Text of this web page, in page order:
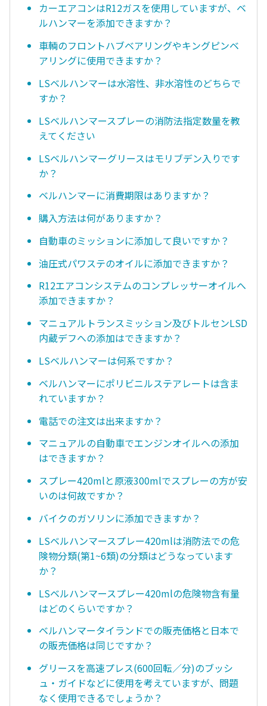
カーエアコンはR12ガスを使用していますが、ベ
ルハンマーを添加できますか？
車輌のフロントハブベアリングやキングピンベ
アリングに使用できますか？
LSベルハンマーは水溶性、非水溶性のどちらで
すか？
LSベルハンマースプレーの消防法指定数量を教
えてください
LSベルハンマーグリースはモリブデン入りです
か？
ベルハンマーに消費期限はありますか？
購入方法は何がありますか？
自動車のミッションに添加して良いですか？
油圧式パワステのオイルに添加できますか？
R12エアコンシステムのコンプレッサーオイルへ
添加できますか？
マニュアルトランスミッション及びトルセンLSD
内蔵デフへの添加はできますか？
LSベルハンマーは何系ですか？
ベルハンマーにポリビニルステアレートは含ま
れていますか？
電話での注文は出来ますか？
マニュアルの自動車でエンジンオイルへの添加
はできますか？
スプレー420mlと原液300mlでスプレーの方が安
いのは何故ですか？
バイクのガソリンに添加できますか？
LSベルハンマースプレー420mlは消防法での危
険物分類(第1~6類)の分類はどうなっています
か？
LSベルハンマースプレー420mlの危険物含有量
はどのくらいですか？
ベルハンマータイランドでの販売価格と日本で
の販売価格は同じですか？
グリースを高速プレス(600回転／分)のブッシ
ュ・ガイドなどに使用を考えていますが、問題
なく使用できるでしょうか？